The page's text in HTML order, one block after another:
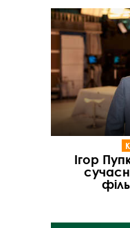
Ігор